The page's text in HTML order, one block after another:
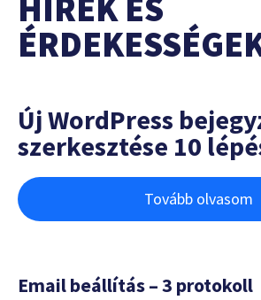
HÍREK ÉS
Új WordPress
szerkesztése 10
Tovább olvasom
Email beállítás – 3 protokoll